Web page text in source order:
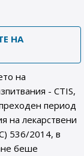
НА
на
- CTIS,
период
на лекарствени
536/2014, в
беше